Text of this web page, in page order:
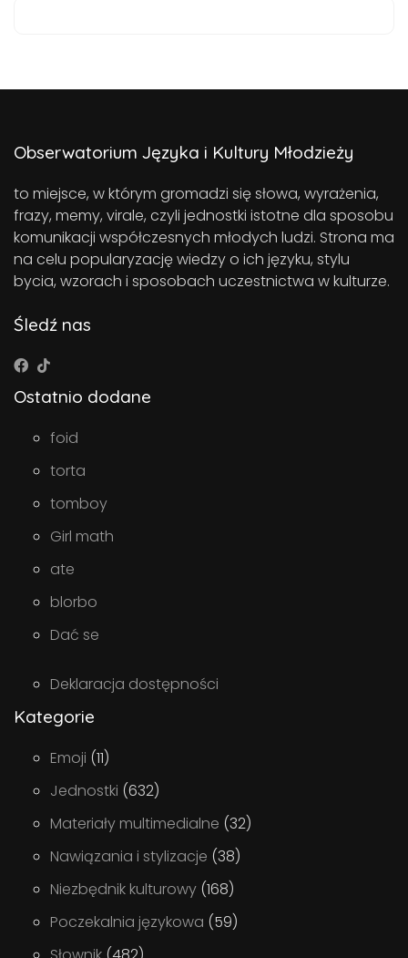
Obserwatorium Języka i Kultury Młodzieży
to miejsce, w którym gromadzi się słowa, wyrażenia,
frazy, memy, virale, czyli jednostki istotne dla sposobu
komunikacji współczesnych młodych ludzi. Strona ma
na celu popularyzację wiedzy o ich języku, stylu
bycia, wzorach i sposobach uczestnictwa w kulturze.
Śledź nas
Ostatnio dodane
foid
torta
tomboy
Girl math
ate
blorbo
Dać se
Deklaracja dostępności
Kategorie
Emoji (11)
Jednostki (632)
Materiały multimedialne (32)
Nawiązania i stylizacje (38)
Niezbędnik kulturowy (168)
Poczekalnia językowa (59)